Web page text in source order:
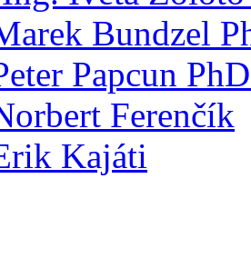
Bundzel
Papcun
Ferenčík
Kajáti